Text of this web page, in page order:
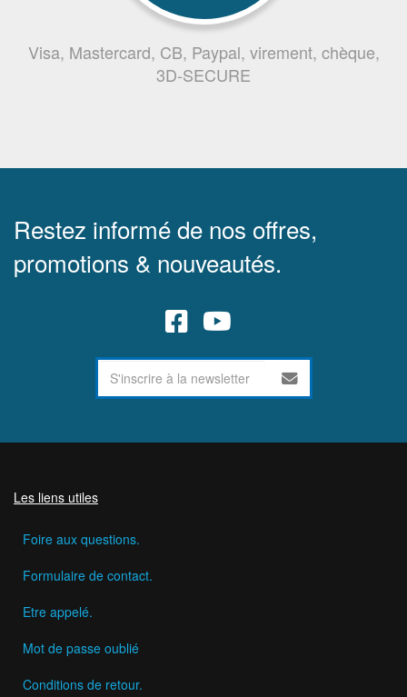
Visa, Mastercard, CB, Paypal, virement, chèque,
3D-SECURE
Restez informé de nos offres,
promotions & nouveautés.
Les liens utiles
Foire aux questions.
Formulaire de contact.
Etre appelé.
Mot de passe oublié
Conditions de retour.